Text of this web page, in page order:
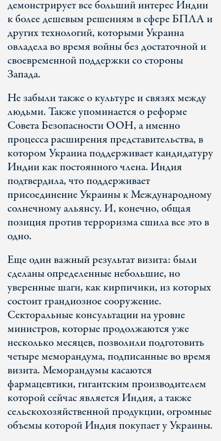
демонстрирует все больший интерес Индии
к более дешевым решениям в сфере БПЛА и
других технологий, которыми Украина
овладела во время войны без достаточной и
своевременной поддержки со стороны
Запада.
Не забыли также о культуре и связях между
людьми. Также упоминается о реформе
Совета Безопасности ООН, а именно
процесса расширения представительства, в
котором Украина поддерживает кандидатуру
Индии как постоянного члена. Индия
подтвердила, что поддерживает
присоединение Украины к Международному
солнечному альянсу. И, конечно, общая
позиция против терроризма сшила все это в
одно.
Еще один важный результат визита: были
сделаны определенные небольшие, но
уверенные шаги, как кирпичики, из которых
состоит грандиозное сооружение.
Секторальные консультации на уровне
министров, которые продолжаются уже
несколько месяцев, позволили подготовить
четыре меморандума, подписанные во время
визита. Меморандумы касаются
фармацевтики, гигантским производителем
которой сейчас является Индия, а также
сельскохозяйственной продукции, огромные
объемы которой Индия покупает у Украины.